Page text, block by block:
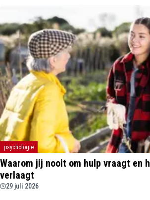
psychologie
Waarom jij nooit om hulp vraagt en
verlaagt
29 juli 2026